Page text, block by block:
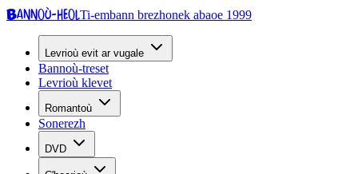
Bannoù-heolTi-embann brezhonek abaoe 1999
Levrioù evit ar vugale
Bannoù-treset
Levrioù klevet
Romantoù
Sonerezh
DVD